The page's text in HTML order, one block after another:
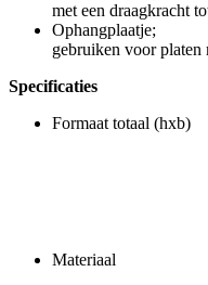
met een draagkracht
Ophangplaatje;
gebruiken voor
Specificaties
Formaat totaal (hxb)
Materiaal